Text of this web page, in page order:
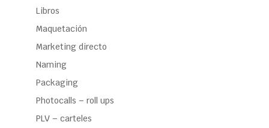
Libros
Maquetación
Marketing directo
Naming
Packaging
Photocalls – roll ups
PLV – carteles